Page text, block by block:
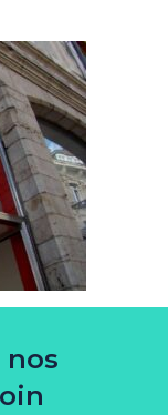
nos